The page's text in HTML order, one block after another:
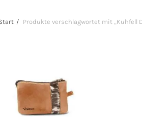
Produkte verschlagwortet mit „Kuhfell